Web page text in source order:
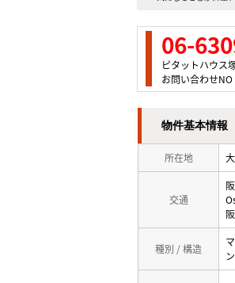
06-
ピタットハウス
お問い合わせ
物件基本情報
所在地
交通
種別 / 構造